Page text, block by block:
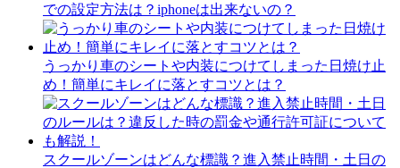
での設定方法は？iphoneは出来ないの？
うっかり車のシートや内装につけてしまった日焼け止
め！簡単にキレイに落とすコツとは？
スクールゾーンはどんな標識？進入禁止時間・土日の